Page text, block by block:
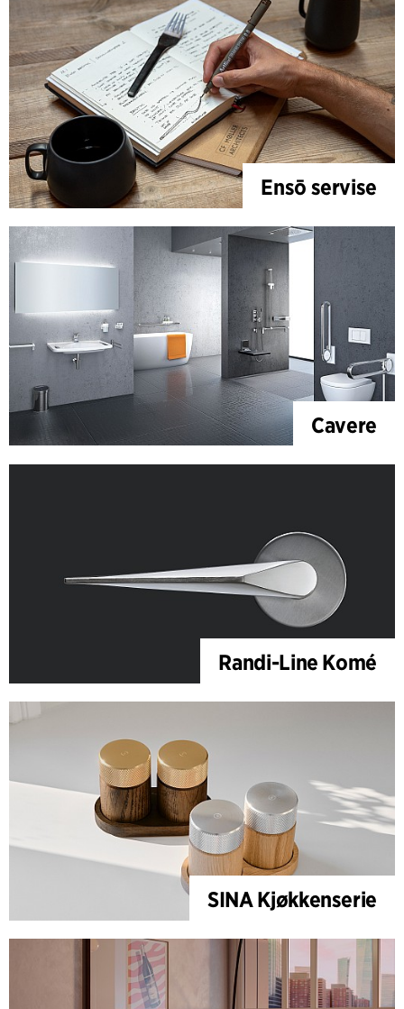
Ensō servise
Cavere
Randi-Line Komé
SINA Kjøkkenserie